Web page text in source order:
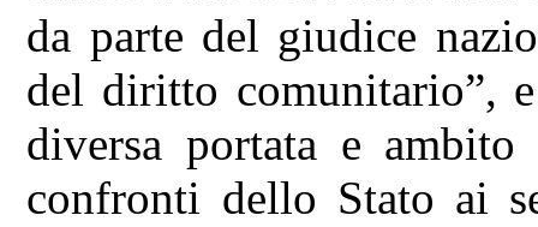
da parte del giudice
del diritto comunitario”,
diversa portata e
confronti dello Stato ai